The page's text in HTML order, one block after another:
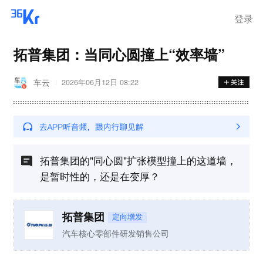
登录
拓普集团：当同心圆撞上“效率墙”
车云 2026年06月12日 08:22
拓普集团的"同心圆"扩张模型撞上的这道墙，
是暂时性的，还是在变厚？
拓普集团 定向增发
汽车核心零部件研发销售公司